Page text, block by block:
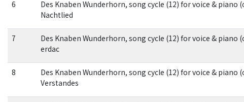
6
Des Knaben Wunderhorn, song cycle (12) for voice & piano
Nachtlied
7
Des Knaben Wunderhorn, song cycle (12) for voice & piano
erdac
8
Des Knaben Wunderhorn, song cycle (12) for voice & piano
Verstandes